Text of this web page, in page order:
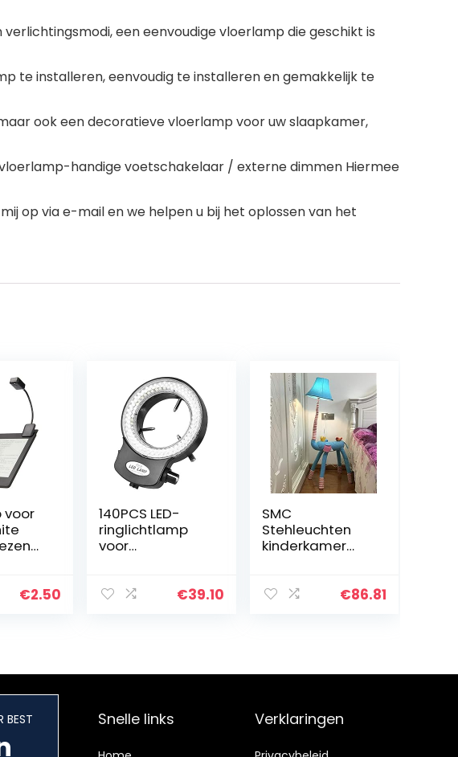
een eenvoudige vloerlamp die geschikt is
te installeren, eenvoudig te installeren en gemakkelijk te
ook een decoratieve vloerlamp voor uw slaapkamer,
handige voetschakelaar / externe dimmen Hiermee
op via e-mail en we helpen u bij het oplossen van het
voor
€2.50
140PCS LED-
ringlichtlamp
voor
microscoopcam
€39.10
SMC
Stehleuchten
kinderkamer
creatieve
tafellamp…
€86.81
BEST Snelle links Verklaringen